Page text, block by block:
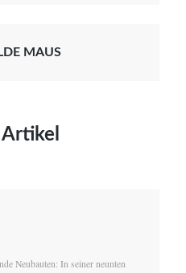
MAUS
Neubauten: In seiner neunten